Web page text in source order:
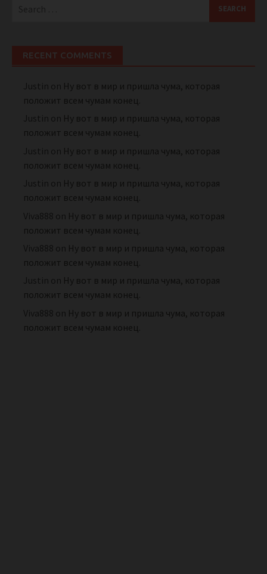
RECENT COMMENTS
Justin on Ну вот в мир и пришла чума, которая
положит всем чумам конец.
Justin on Ну вот в мир и пришла чума, которая
положит всем чумам конец.
Justin on Ну вот в мир и пришла чума, которая
положит всем чумам конец.
Justin on Ну вот в мир и пришла чума, которая
положит всем чумам конец.
Viva888 on Ну вот в мир и пришла чума, которая
положит всем чумам конец.
Viva888 on Ну вот в мир и пришла чума, которая
положит всем чумам конец.
Justin on Ну вот в мир и пришла чума, которая
положит всем чумам конец.
Viva888 on Ну вот в мир и пришла чума, которая
положит всем чумам конец.